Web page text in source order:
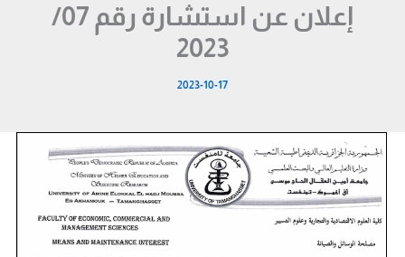
إعلان عن استشارة رقم 07/
2023
2023-10-17